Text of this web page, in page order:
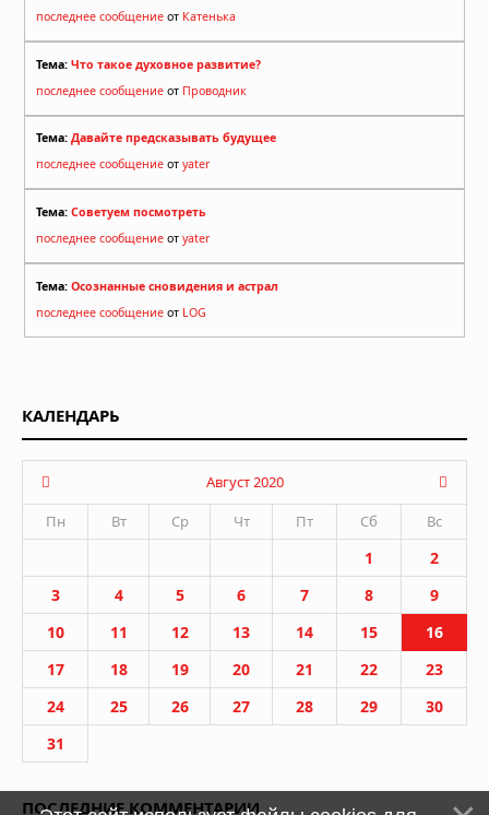
последнее сообщение от Катенька
Тема: Что такое духовное развитие?
последнее сообщение от Проводник
Тема: Давайте предсказывать будущее
последнее сообщение от yater
Тема: Советуем посмотреть
последнее сообщение от yater
Тема: Осознанные сновидения и астрал
последнее сообщение от LOG
КАЛЕНДАРЬ
Август 2020
Пн
Вт Ср Чт Пт Сб Вс
1
2
3
4 5 6 7 8
9
10
11 12 13 14 15
16
17
18 19 20 21 22
23
24
25 26 27 28 29
30
31
ПОСЛЕДНИЕ КОММЕНТАРИИ